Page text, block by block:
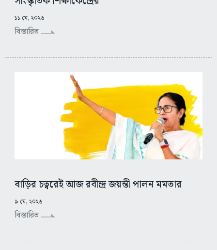
১১ মে, ২০২৬
বিস্তারিত
বাড়ির চত্বরেই আজ রবীন্দ্র জয়ন্তী পালন মমতার
৯ মে, ২০২৬
বিস্তারিত